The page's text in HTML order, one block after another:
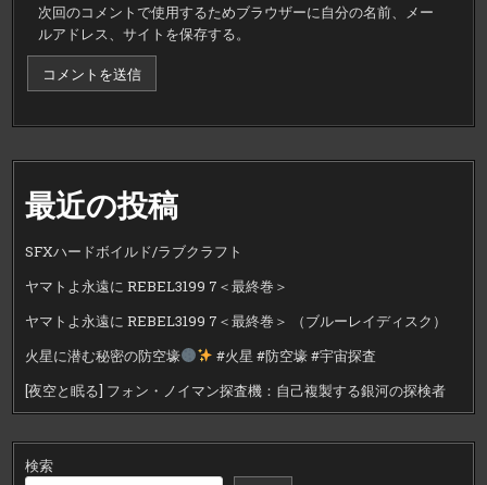
次回のコメントで使用するためブラウザーに自分の名前、メー
ルアドレス、サイトを保存する。
最近の投稿
SFXハードボイルド/ラブクラフト
ヤマトよ永遠に REBEL3199 7＜最終巻＞
ヤマトよ永遠に REBEL3199 7＜最終巻＞ （ブルーレイディスク）
火星に潜む秘密の防空壕
#火星 #防空壕 #宇宙探査
[夜空と眠る] フォン・ノイマン探査機：自己複製する銀河の探検者
検索